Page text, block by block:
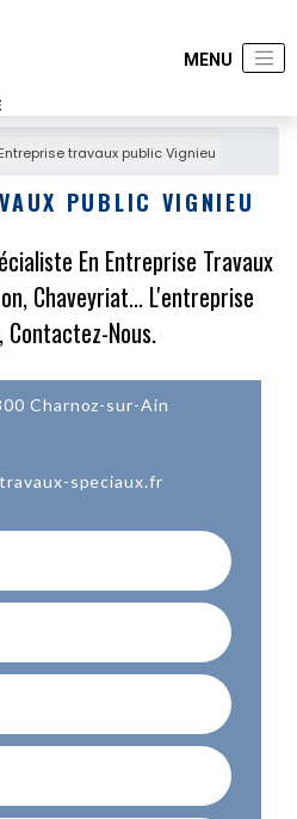
Entreprise travaux public Vignieu
PUBLIC VIGNIEU
En Entreprise Travaux
Chaveyriat... L'entreprise
Contactez-Nous.
Charnoz-sur-Ain
speciaux.fr